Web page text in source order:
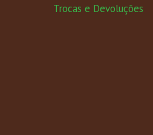
Trocas e Devoluções